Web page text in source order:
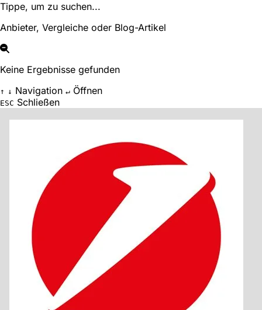
Tippe, um zu suchen...
Anbieter, Vergleiche oder Blog-Artikel
Keine Ergebnisse gefunden
↑ ↓ Navigation ↵ Öffnen
ESC Schließen